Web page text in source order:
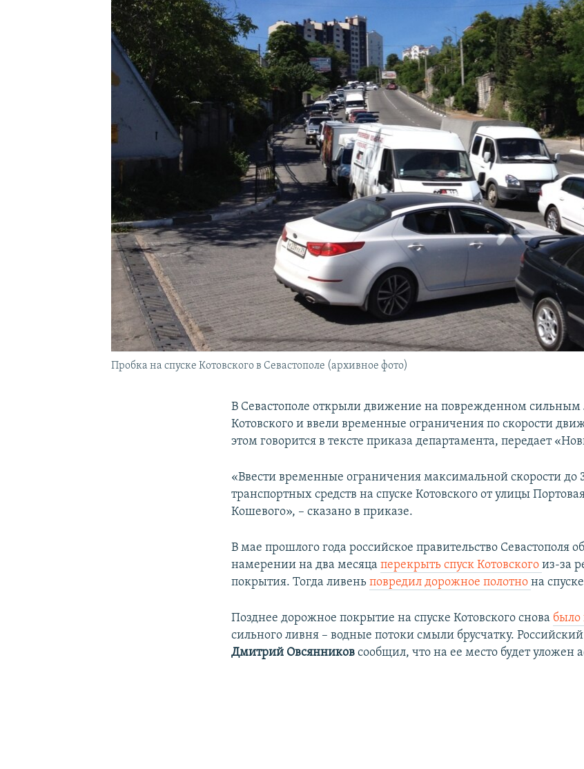
КРЫМ.НЕПОКОРЕННЫЙ
УКРАИНСКАЯ ПРОБЛЕМА КРЫМА
Пробка на спуске Котовского в Севастополе (архивное фото)
В Севастополе открыли движение на поврежденном сильным
Котовского и ввели временные ограничения по скорости
этом говорится в тексте приказа департамента, передает
«Ввести временные ограничения максимальной скорости до
транспортных средств на спуске Котовского от улицы
Кошевого», – сказано в приказе.
В мае прошлого года российское правительство Севастополя
намерении на два месяцаперекрыть спуск Котовскогоиз-за
покрытия. Тогда ливеньповредил дорожное полотнона
Позднее дорожное покрытие на спуске Котовского снова было
сильного ливня – водные потоки смыли брусчатку. Российский
Дмитрий Овсянников сообщил, что на ее место будет уложен